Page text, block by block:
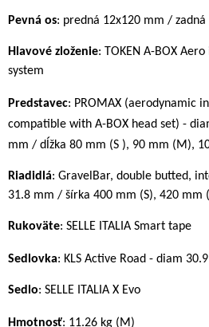
Pevná os: predná 12x120 mm /
Hlavové zloženie: TOKEN A-BOX
system
Predstavec: PROMAX (aerodynamic
compatible with A-BOX head set) -
mm / dĺžka 80 mm (S ), 90 mm (M),
Riadidlá: GravelBar, double butted,
31.8 mm / šírka 400 mm (S), 420 mm
Rukoväte: SELLE ITALIA Smart tape
Sedlovka: KLS Active Road - diam
Sedlo: SELLE ITALIA X Evo
Hmotnosť: 11.26 kg (M)